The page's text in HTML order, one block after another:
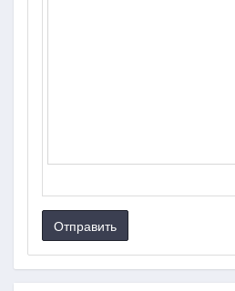
Отправить